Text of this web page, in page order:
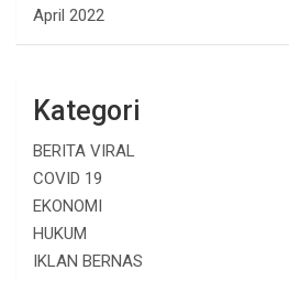
April 2022
Kategori
BERITA VIRAL
COVID 19
EKONOMI
HUKUM
IKLAN BERNAS